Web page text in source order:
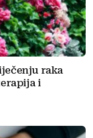
raka
i